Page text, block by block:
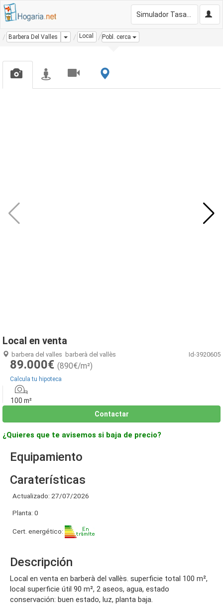
Barbera Del Valles Dropdown
Local Pobl. cerca
Local en venta
barbera del valles barberà del vallès Id-3920605
89.000€ (890€/m²)
Calcula tu hipoteca
100 m²
Contactar
¿Quieres que te avisemos si baja de precio?
Equipamiento
Caraterísticas
Actualizado: 27/07/2026
Planta: 0
Cert. energético:
Descripción
local en venta en barberà del vallès. superficie total 100 m²,
local superficie útil 90 m², 2 aseos, agua, estado
conservación: buen estado, luz, planta baja.